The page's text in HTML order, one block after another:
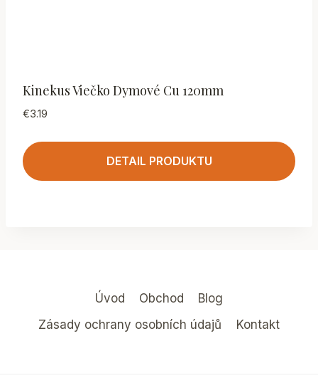
Kinekus Viečko Dymové Cu 120mm
€3.19
DETAIL PRODUKTU
Úvod Obchod
Blog
Zásady ochrany osobních údajů
Kontakt